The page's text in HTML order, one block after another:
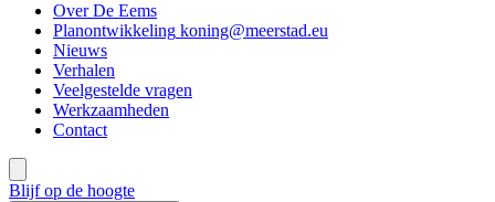
Over De Eems
Planontwikkeling koning@meerstad.eu
Nieuws
Verhalen
Veelgestelde vragen
Werkzaamheden
Contact
Blijf op de hoogte